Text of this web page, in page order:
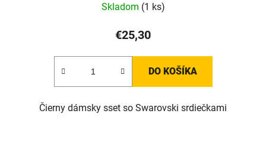
Skladom (1 ks)
€25,30
DO KOŠÍKA
Čierny dámsky sset so Swarovski srdiečkami